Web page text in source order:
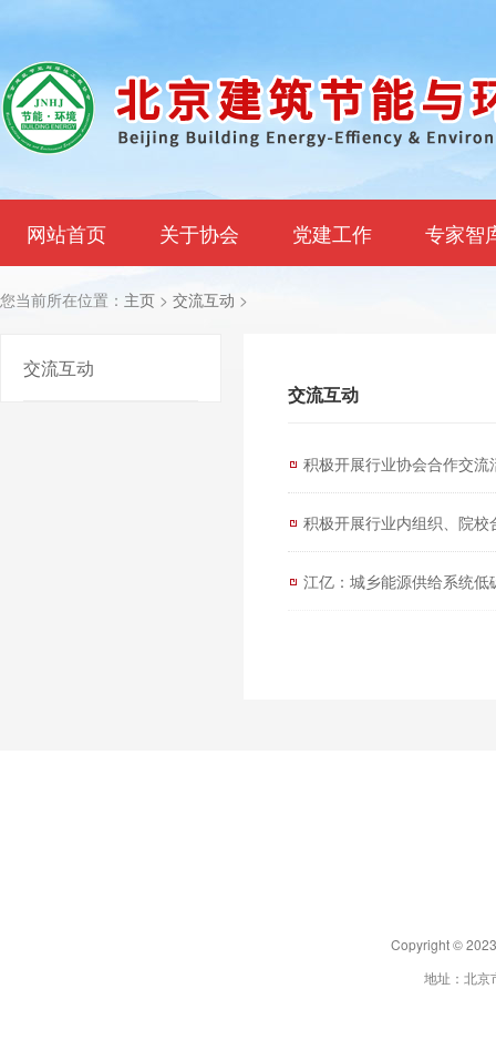
网站首页 关于协会 党建工作 专家智
您当前所在位置： 主页 > 交流互动 >
交流互动
交流互动
积极开展行业协会合作交
积极开展行业内组织、院校
江亿：城乡能源供给系统低
Copyright ©
地址：北京